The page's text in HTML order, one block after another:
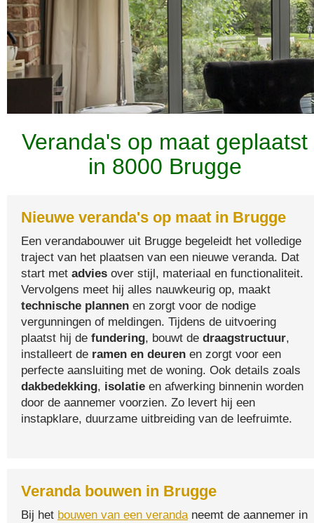
Veranda's op maat geplaatst
in 8000 Brugge
Nieuwe veranda's op maat in Brugge
Een verandabouwer uit Brugge begeleidt het volledige
traject van het plaatsen van een nieuwe veranda. Dat
start met advies over stijl, materiaal en functionaliteit.
Vervolgens meet hij alles nauwkeurig op, maakt
technische plannen en zorgt voor de nodige
vergunningen of meldingen. Tijdens de uitvoering
plaatst hij de fundering, bouwt de draagstructuur,
installeert de ramen en deuren en zorgt voor een
perfecte aansluiting met de woning. Ook details zoals
dakbedekking, isolatie en afwerking binnenin worden
door de aannemer voorzien. Zo levert hij een
instapklare, duurzame uitbreiding van de leefruimte.
Veranda bouwen in Brugge
Bij het bouwen van een verandaneemt de aannemer in